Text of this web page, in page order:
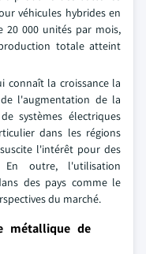
véhicules hybrides en
20 000 unités par mois,
totale atteint
connaît la croissance la
l'augmentation de la
systèmes électriques
dans les régions
l'intérêt pour des
En outre, l'utilisation
des pays comme le
du marché.
métallique de